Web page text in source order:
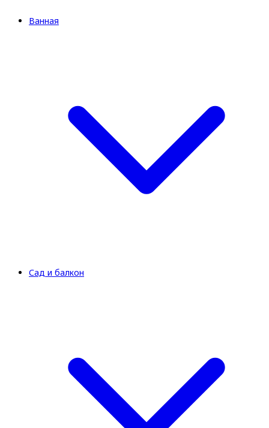
Ванная
Сад и балкон